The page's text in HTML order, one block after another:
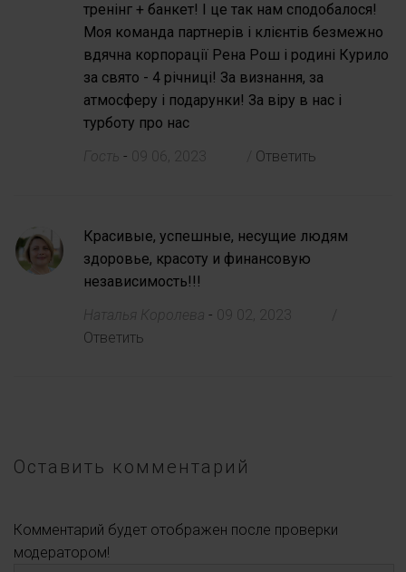
тренінг + банкет! І це так нам сподобалося!
Моя команда партнерів і клієнтів безмежно
вдячна корпорації Рена Рош і родині Курило
за свято - 4 річниці! За визнання, за
атмосферу і подарунки! За віру в нас і
турботу про нас
Гость - 09 06, 2023 Ответить
Красивые, успешные, несущие людям
здоровье, красоту и финансовую
независимость!!!
Наталья Королева - 09 02, 2023
Ответить
Оставить комментарий
Комментарий будет отображен после проверки
модератором!